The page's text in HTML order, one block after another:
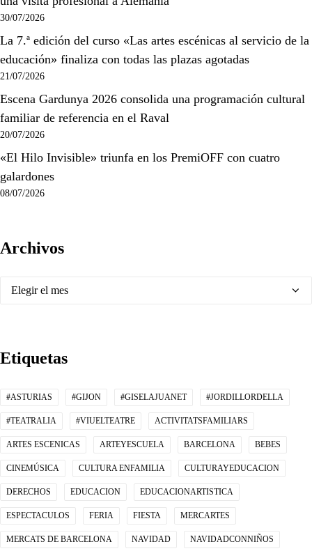
30/07/2026
La 7.ª edición del curso «Las artes escénicas al servicio de la
educación» finaliza con todas las plazas agotadas
21/07/2026
Escena Gardunya 2026 consolida una programación cultural
familiar de referencia en el Raval
20/07/2026
«El Hilo Invisible» triunfa en los PremiOFF con cuatro
galardones
08/07/2026
Archivos
Archivos
Etiquetas
#ASTURIAS #GIJON #GISELAJUANET #JORDILLORDELLA
#TEATRALIA #VIUELTEATRE ACTIVITATSFAMILIARS
ARTES ESCENICAS ARTEYESCUELA BARCELONA BEBES
CINEMÚSICA CULTURA ENFAMILIA CULTURAYEDUCACION
DERECHOS EDUCACION EDUCACIONARTISTICA
ESPECTACULOS FERIA FIESTA MERCARTES
MERCATS DE BARCELONA NAVIDAD NAVIDADCONNIÑOS